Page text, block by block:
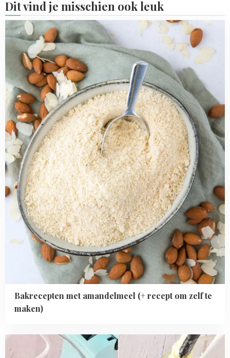
Dit vind je misschien ook leuk
Bakrecepten met amandelmeel (+ recept om zelf te
maken)
Read
more
about
Bakrecepten
met
amandelmeel
(+
recept
om
zelf
te
maken)
more